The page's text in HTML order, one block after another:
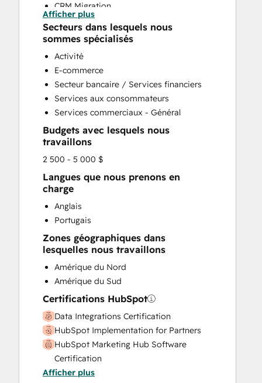
CRM Migration
Full Inbound Marketing Services
HubSpot Onboarding
Sales and Marketing Alignment
Sales Enablement
Search Engine Optimization
Website Design
Afficher plus
Secteurs dans lesquels nous
sommes spécialisés
Activité
E-commerce
Secteur bancaire / Services financiers
Services aux consommateurs
Services commerciaux - Général
Budgets avec lesquels nous
travaillons
2 500 - 5 000 $
Langues que nous prenons en
charge
Anglais
Portugais
Zones géographiques dans
lesquelles nous travaillons
Amérique du Nord
Amérique du Sud
Certifications HubSpot
Data Integrations Certification
HubSpot Implementation for Partners
HubSpot Marketing Hub Software
Certification
HubSpot Marketing Software
Afficher plus